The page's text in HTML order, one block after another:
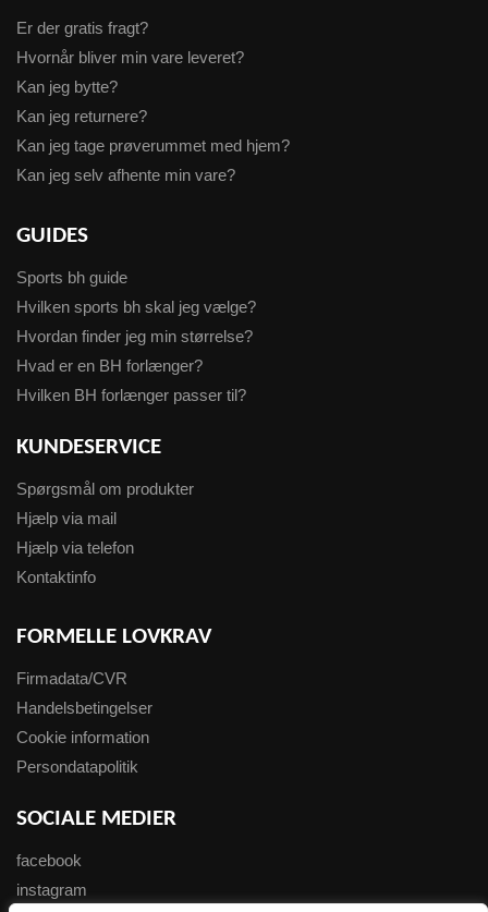
Er der gratis fragt?
Hvornår bliver min vare leveret?
Kan jeg bytte?
Kan jeg returnere?
Kan jeg tage prøverummet med hjem?
Kan jeg selv afhente min vare?
GUIDES
Sports bh guide
Hvilken sports bh skal jeg vælge?
Hvordan finder jeg min størrelse?
Hvad er en BH forlænger?
Hvilken BH forlænger passer til?
KUNDESERVICE
Spørgsmål om produkter
Hjælp via mail
Hjælp via telefon
Kontaktinfo
FORMELLE LOVKRAV
Firmadata/CVR
Handelsbetingelser
Cookie information
Persondatapolitik
SOCIALE MEDIER
facebook
instagram